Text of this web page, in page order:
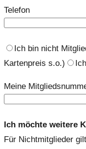
Telefon
Ich bin nicht
Kartenpreis s.o.)
Meine
Ich möchte weitere
Für Nichtmitglieder